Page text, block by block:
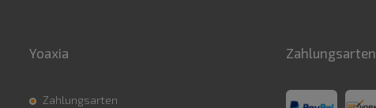
Yoaxia
Zahlungsarten
Zahlungsarten